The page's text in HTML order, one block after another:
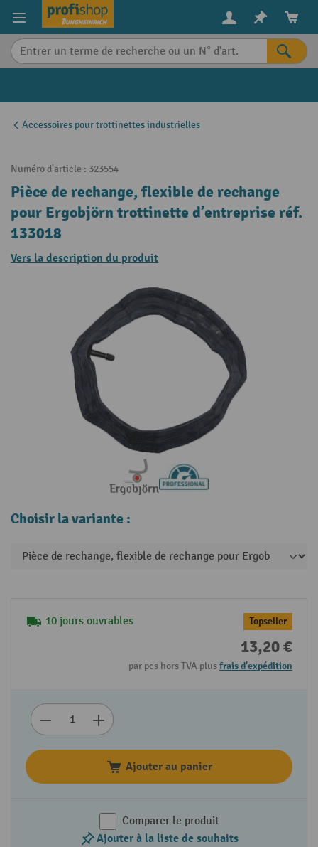
content
Accessoires pour trottinettes industrielles
Numéro d'article : 323554
Pièce de rechange, flexible de rechange
pour Ergobjörn trottinette d’entreprise réf.
133018
Vers la description du produit
Choisir la variante :
10 jours ouvrables Topseller
13,20 €
par pcs hors TVA plusfrais d'expédition
Ajouter au panier
Comparer le produit
Ajouter à la liste de souhaits